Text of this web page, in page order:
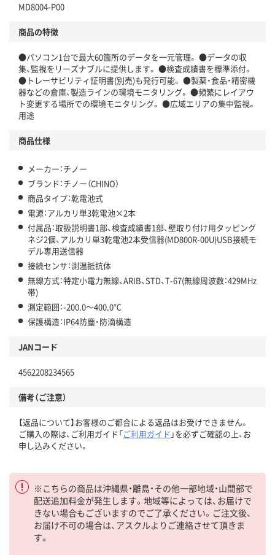
MD8004-P00
商品の特徴
●パソコン1台で最大60箇所のデータを一元管理。 ●データの収
集、監視をリーズナブルに提供します。 ●検査成績書を標準添付。
●トレーサビリティ証明書(別売)も発行可能。 ●製薬・食品・精密機
器などの倉庫、製造ラインの環境モニタリング。 ●頻繁にレイアウ
ト変更する場所での環境モニタリング。 ●広域エリアの集中監視。
用途
商品仕様
メーカー：チノー
ブランド：チノー（CHINO）
商品タイプ：乾電池式
電源：アルカリ単3乾電池×2本
付属品：取扱説明書1部、検査成績書1部、壁取り付け用タッピング
ネジ2個、アルカリ単3乾電池2本受信器(MD800R-00U)USB接続モ
デル専用送信器
接続センサ：測温抵抗体
無線方式：特定小電力無線、ARIB、STD、T-67(無線周波数：429MHz
帯)
測定範囲：-200.0～400.0℃
保護構造：IP64防塵・防滴構造
JANコード
4562208234565
備考（ご注意）
【返品について】お客様のご都合による返品はお受けできません。
ご購入の際は、ご利用ガイド「ご利用ガイド 」を必ずご確認の上、お
申し込みください。
※こちらの商品は沖縄県・離島・その他一部地域・山間部で
配送追加料金が発生します。地域等によっては、お届けで
きない場合もございますのでご了承ください。ご注文後、
お届け不可の場合は、アスクルよりご連絡させて頂きま
す。